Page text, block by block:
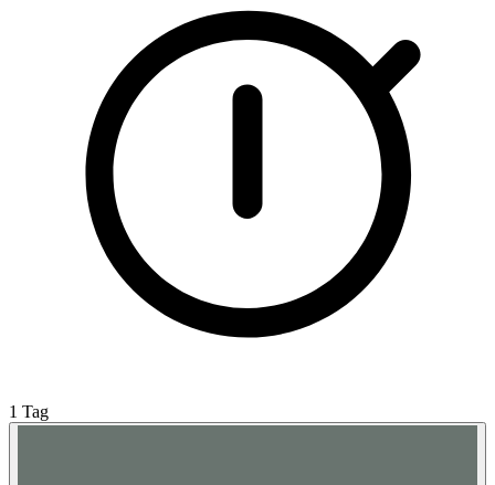
1 Tag